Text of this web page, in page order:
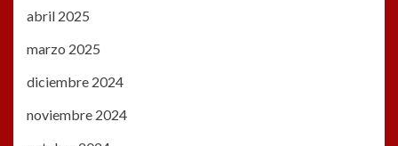
abril 2025
marzo 2025
diciembre 2024
noviembre 2024